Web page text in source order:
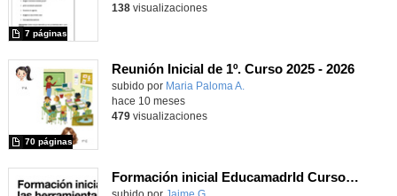
7 páginas
138visualizaciones
Reunión Inicial de 1º. Curso 2025 - 2026
Contenido educativo.
subido por Maria Paloma A.
70 páginas
hace 10 meses
479visualizaciones
Formación inicial EducamadrId Curso 2025-2026